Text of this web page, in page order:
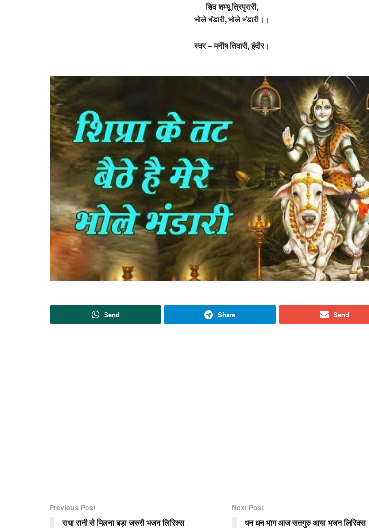
शिव शम्भू त्रिपुरारी,
भोले भंडारी, भोले भंडारी।।
स्वर – मनीष तिवारी, इंदौर।
Send Share Send
Previous Post
राधा रानी से मिलना बड़ा जरुरी भजन लिरिक्स
Next Post
धन धन भाग आज सतगुरु आया भजन लिरिक्स